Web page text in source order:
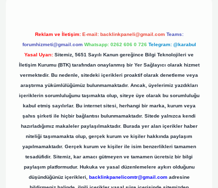
Reklam ve İletişim: E-mail: backlinkpaneli@gmail.com Teams:
forumhizmeti@gmail.com Whatsapp: 0262 606 0 726 Telegram: @karabul
Yasal Uyarı: Sitemiz, 5651 Sayılı Kanun gereğince Bilgi Teknolojileri ve
İletişim Kurumu (BTK) tarafından onaylanmış bir Yer Sağlayıcı olarak hizmet
vermektedir. Bu nedenle, sitedeki içerikleri proaktif olarak denetleme veya
araştırma yükümlülüğümüz bulunmamaktadır. Ancak, üyelerimiz yazdıkları
içeriklerin sorumluluğunu taşımakta olup, siteye üye olarak bu sorumluluğu
kabul etmiş sayılırlar. Bu internet sitesi, herhangi bir marka, kurum veya
şahıs şirketi ile hiçbir bağlantısı bulunmamaktadır. Sitede yalnızca kendi
hazırladığımız makaleler paylaşılmaktadır. Burada yer alan içerikler haber
niteliği taşımamakta olup, gerçek kurum ve kişiler hakkında paylaşım
yapılmamaktadır. Gerçek kurum ve kişiler ile isim benzerlikleri tamamen
tesadüfidir. Sitemiz, kar amacı gütmeyen ve tamamen ücretsiz bir bilgi
paylaşım platformudur. Hukuka ve yasal düzenlemelere aykırı olduğunu
düşündüğünüz içerikleri, backlinkpanelicomtr@gmail.comadresine